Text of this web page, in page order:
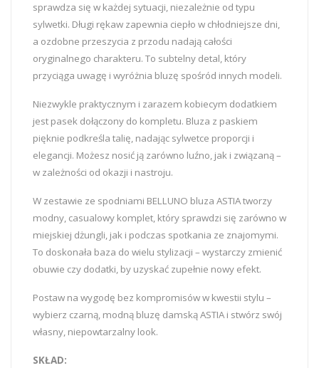
sprawdza się w każdej sytuacji, niezależnie od typu
sylwetki. Długi rękaw zapewnia ciepło w chłodniejsze dni,
a ozdobne przeszycia z przodu nadają całości
oryginalnego charakteru. To subtelny detal, który
przyciąga uwagę i wyróżnia bluzę spośród innych modeli.
Niezwykle praktycznym i zarazem kobiecym dodatkiem
jest pasek dołączony do kompletu. Bluza z paskiem
pięknie podkreśla talię, nadając sylwetce proporcji i
elegancji. Możesz nosić ją zarówno luźno, jak i związaną –
w zależności od okazji i nastroju.
W zestawie ze spodniami BELLUNO bluza ASTIA tworzy
modny, casualowy komplet, który sprawdzi się zarówno w
miejskiej dżungli, jak i podczas spotkania ze znajomymi.
To doskonała baza do wielu stylizacji – wystarczy zmienić
obuwie czy dodatki, by uzyskać zupełnie nowy efekt.
Postaw na wygodę bez kompromisów w kwestii stylu –
wybierz czarną, modną bluzę damską ASTIA i stwórz swój
własny, niepowtarzalny look.
SKŁAD: